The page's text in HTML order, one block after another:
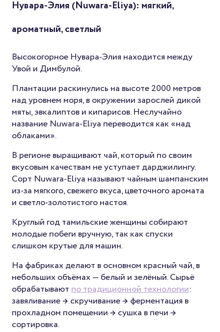
Нувара-Элия (Nuwara-Eliya): мягкий,
ароматный, светлый
Высокогорное Нувара-Элия находится между
Увой и Димбулой.
Плантации раскинулись на высоте 2000 метров
над уровнем моря, в окружении зарослей дикой
мяты, эвкалиптов и кипарисов. Неслучайно
название Nuwara-Eliya переводится как «над
облаками».
В регионе выращивают чай, который по своим
вкусовым качествам не уступает дарджилингу.
Сорт Nuwara-Eliya называют чайным шампанским
из-за мягкого, свежего вкуса, цветочного аромата
и светло-золотистого настоя.
Круглый год тамильские женщины собирают
молодые побеги вручную, так как спуски
слишком крутые для машин.
На фабриках делают в основном красный чай, в
небольших объёмах — белый и зелёный. Сырьё
обрабатываютпо традиционной технологии:
завяливание → скручивание → ферментация в
прохладном помещении → сушка в печи →
сортировка.